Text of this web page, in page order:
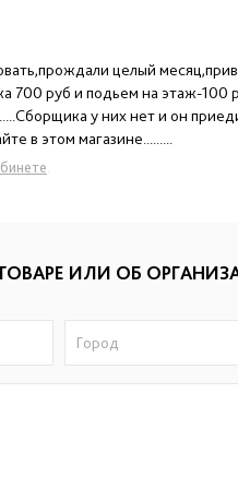
целый
700 руб и подьем на этаж-100
у них нет и он
в этом магазине.........
.
ИЛИ ОБ